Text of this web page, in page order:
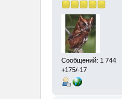
Сообщений: 1 744
+175/-17